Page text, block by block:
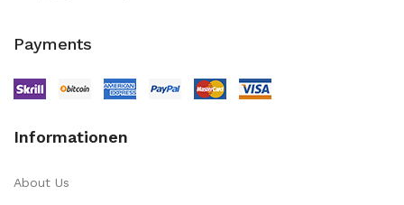
Payments
Informationen
About Us